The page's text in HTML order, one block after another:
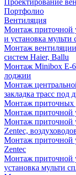
Проектирование
Портфолио
Вентиляция
Монтаж приточной
и установка мульти
Монтаж
систем Haier, Ballu
Монтаж Minibox E-
лоджии
Монтаж
закладка трасс под
Монтаж приточных
Монтаж приточной
Монтаж приточной
Zentec,
Монтаж приточной
Zentec
Монтаж приточной
установка мульти